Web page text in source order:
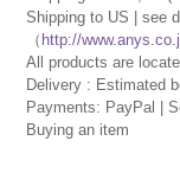
Shipping to US | see
（ http://
All products are
Delivery : Estimated
Payments: PayPal |
Buying an item